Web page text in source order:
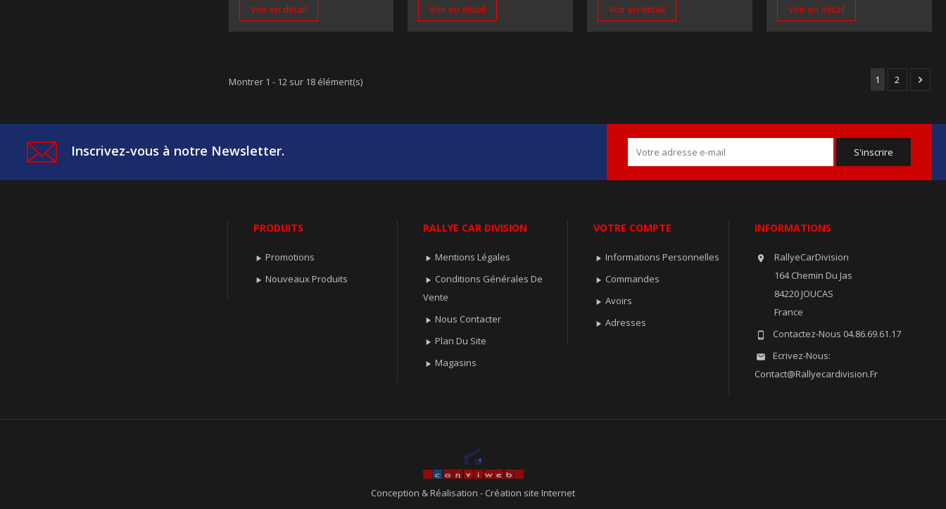
Voir en détail Voir en détail Voir en détail Voir en détail
Montrer 1 - 12 sur 18 élément(s) 1 2 
Inscrivez-vous à notre Newsletter.
PRODUITS
 Promotions
 Nouveaux Produits
RALLYE CAR DIVISION
 Mentions Légales
 Conditions Générales De
Vente
 Nous Contacter
 Plan Du Site
 Magasins
VOTRE COMPTE
 Informations Personnelles
 Commandes
 Avoirs
 Adresses
INFORMATIONS

RallyeCarDivision
164 Chemin Du Jas
84220 JOUCAS
France
 Contactez-Nous 04.86.69.61.17

Ecrivez-Nous:
Contact@rallyecardivision.fr
Conception & Réalisation - Création site Internet